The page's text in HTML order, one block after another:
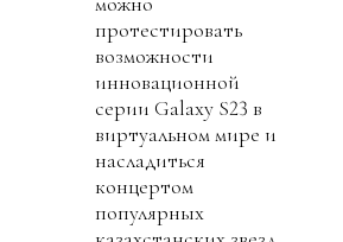
протестировать
возможности
инновационной
серии Galaxy S23 в
виртуальном мире и
насладиться
концертом
популярных